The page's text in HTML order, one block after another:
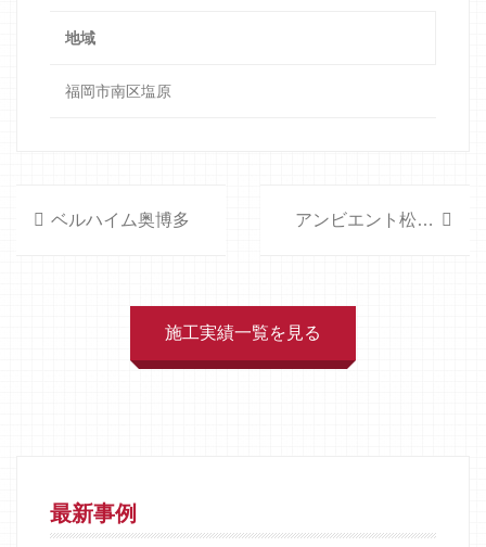
地域
福岡市南区塩原
ベルハイム奥博多 アンビエント松崎B棟
施工実績一覧を見る
最新事例